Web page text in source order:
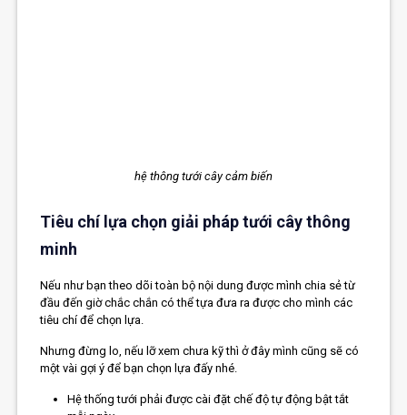
hệ thông tưới cây cảm biến
Tiêu chí lựa chọn giải pháp tưới cây thông
minh
Nếu như bạn theo dõi toàn bộ nội dung được mình chia sẻ từ
đầu đến giờ chắc chắn có thể tựa đưa ra được cho mình các
tiêu chí để chọn lựa.
Nhưng đừng lo, nếu lỡ xem chưa kỹ thì ở đây mình cũng sẽ có
một vài gợi ý để bạn chọn lựa đấy nhé.
Hệ thống tưới phải được cài đặt chế độ tự động bật tắt